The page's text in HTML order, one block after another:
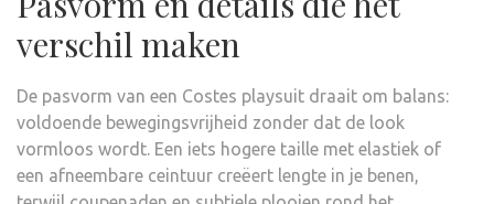
verschil maken
De pasvorm van een Costes playsuit draait om balans:
voldoende bewegingsvrijheid zonder dat de look
vormloos wordt. Een iets hogere taille met elastiek of
een afneembare ceintuur creëert lengte in je benen,